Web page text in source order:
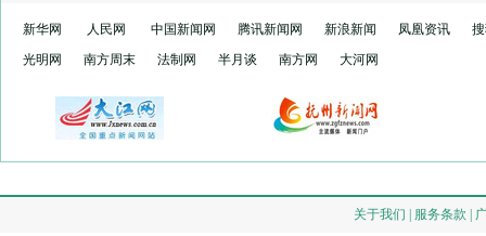
新华网 人民网 中国新闻网 腾讯新闻网 新浪新闻 凤凰资讯
光明网
南方周末 法制网 半月谈 南方网 大河网
关于我们 | 服务条款 |